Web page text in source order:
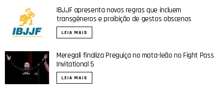
IBJJF apresenta novas regras que incluem
transgêneros e proibição de gestos obscenos
LEIA MAIS
Meregali finaliza Preguiça no mata-leão no Fight Pass
Invitational 5
LEIA MAIS